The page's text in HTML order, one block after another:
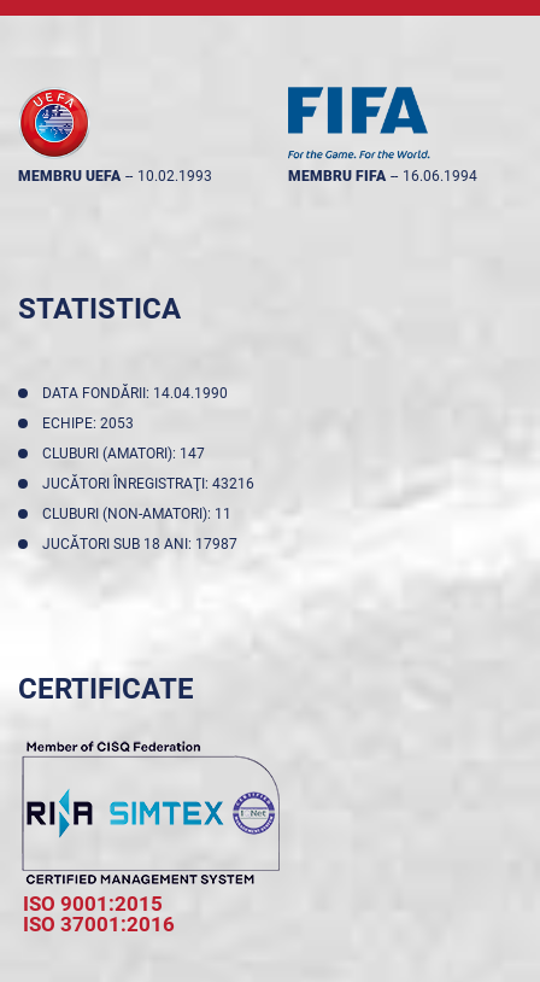
MEMBRU UEFA -- 10.02.1993 MEMBRU FIFA -- 16.06.1994
STATISTICA
DATA FONDĂRII: 14.04.1990
ECHIPE: 2053
CLUBURI (AMATORI): 147
JUCĂTORI ÎNREGISTRAŢI: 43216
CLUBURI (NON-AMATORI): 11
JUCĂTORI SUB 18 ANI: 17987
CERTIFICATE
ISO 9001:2015
ISO 37001:2016